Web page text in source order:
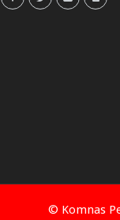
© Komnas